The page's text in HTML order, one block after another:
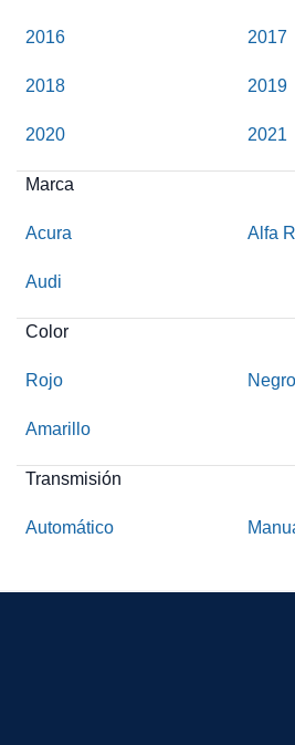
2016 2017
2018 2019
2020 2021
Marca
Acura Alfa
Audi
Color
Rojo Negro
Amarillo
Transmisión
Automático